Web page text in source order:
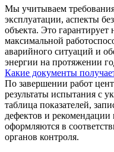
Мы учитываем
эксплуатации, аспекты
объекта. Это
максимальной
аварийного ситуаций и
энергии на протяжении
Какие документы
По завершении работ
результаты испытания с
таблица показателей,
дефектов и
оформляются в
органов контроля.